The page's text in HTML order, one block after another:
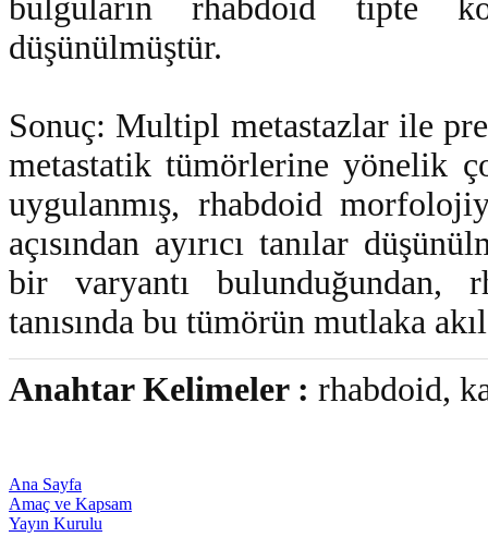
bulguların rhabdoid tipte
düşünülmüştür.
Sonuç: Multipl metastazlar ile
metastatik tümörlerine yönelik
uygulanmış, rhabdoid
açısından ayırıcı tanılar
bir varyantı bulunduğundan,
tanısında bu tümörün mutlaka
Anahtar Kelimeler : rhabdoid,
Ana Sayfa
Amaç ve Kapsam
Yayın Kurulu